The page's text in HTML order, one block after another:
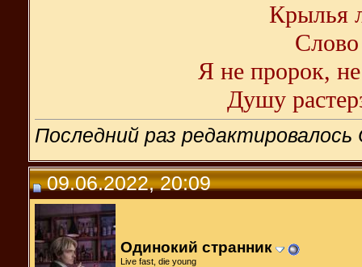
Крылья
Слово
Я не пророк,
Душу
Последний раз
09.06.2022, 20:09
Одинокий странник
Live fast, die young